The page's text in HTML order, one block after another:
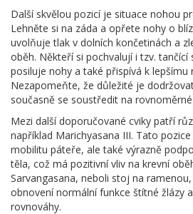
Další skvělou pozicí je situace nohou
Lehněte si na záda a opřete nohy o
uvolňuje tlak v dolních končetinách a
oběh. Někteří si pochvalují i tzv. tančící
posiluje nohy a také přispívá k lepšímu
Nezapomeňte, že důležité je
současně se soustředit na
Mezi další doporučované cviky patří
například Marichyasana III. Tato
mobilitu páteře, ale také výrazně
těla, což má pozitivní vliv na krevní
Sarvangasana, neboli stoj na
obnovení normální funkce štítné žlázy
rovnováhy.